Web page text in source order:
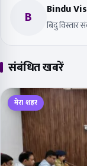
B Bindu
बिंदु विस्तार
संबंधित खबरें
मेरा शहर